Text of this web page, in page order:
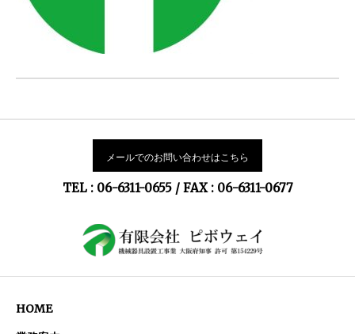
メールでのお問い合わせはこちら
TEL : 06-6311-0655 / FAX : 06-6311-0677
HOME